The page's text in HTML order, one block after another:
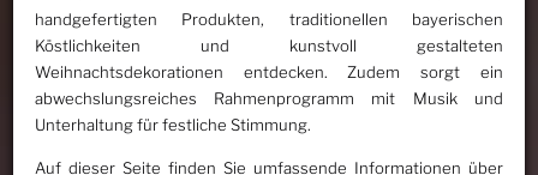
handgefertigten Produkten, traditionellen bayerischen
Köstlichkeiten und kunstvoll gestalteten
Weihnachtsdekorationen entdecken. Zudem sorgt ein
abwechslungsreiches Rahmenprogramm mit Musik und
Unterhaltung für festliche Stimmung.
Auf dieser Seite finden Sie umfassende Informationen über